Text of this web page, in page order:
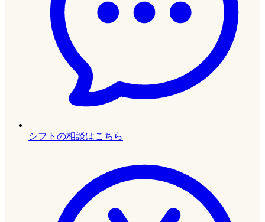
シフトの相談はこちら